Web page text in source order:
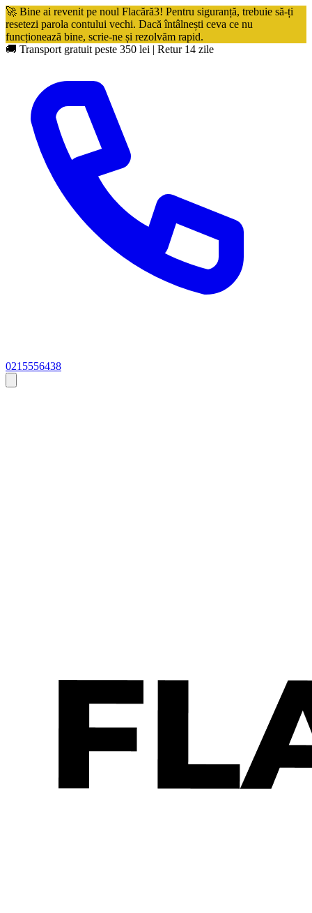
🚀 Bine ai revenit pe noul Flacără3! Pentru siguranță, trebuie să-ți
resetezi parola contului vechi. Dacă întâlnești ceva ce nu
funcționează bine, scrie-ne și rezolvăm rapid.
🚚 Transport gratuit peste 350 lei | Retur 14 zile
0215556438